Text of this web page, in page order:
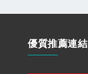
優質推薦連結